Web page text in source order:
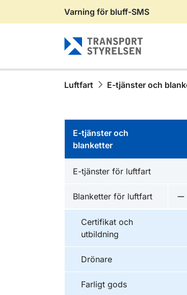
Gå till sidans innehåll
Varning för bluff-SMS
Luftfart E-tjänster och
E-tjänster och
blanketter
E-tjänster för luftfart
Blanketter för luftfart
Certifikat och
utbildning
Drönare
Farligt gods